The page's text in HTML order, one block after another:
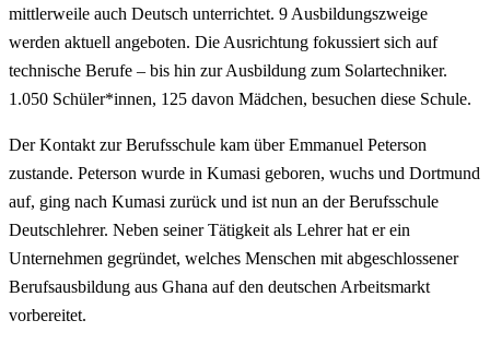
mittlerweile auch Deutsch unterrichtet. 9 Ausbildungszweige
werden aktuell angeboten. Die Ausrichtung fokussiert sich auf
technische Berufe – bis hin zur Ausbildung zum Solartechniker.
1.050 Schüler*innen, 125 davon Mädchen, besuchen diese Schule.
Der Kontakt zur Berufsschule kam über Emmanuel Peterson
zustande. Peterson wurde in Kumasi geboren, wuchs und Dortmund
auf, ging nach Kumasi zurück und ist nun an der Berufsschule
Deutschlehrer. Neben seiner Tätigkeit als Lehrer hat er ein
Unternehmen gegründet, welches Menschen mit abgeschlossener
Berufsausbildung aus Ghana auf den deutschen Arbeitsmarkt
vorbereitet.